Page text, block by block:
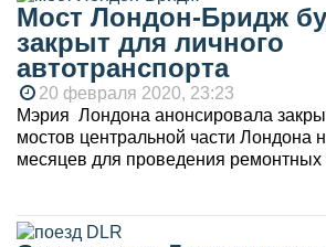
Мост Лондон-Бридж
закрыт для личного
автотранспорта
20 февраля 2020, 23:23
Мэрия Лондона анонсировала
мостов центральной части Лондона
месяцев для проведения ремонтных